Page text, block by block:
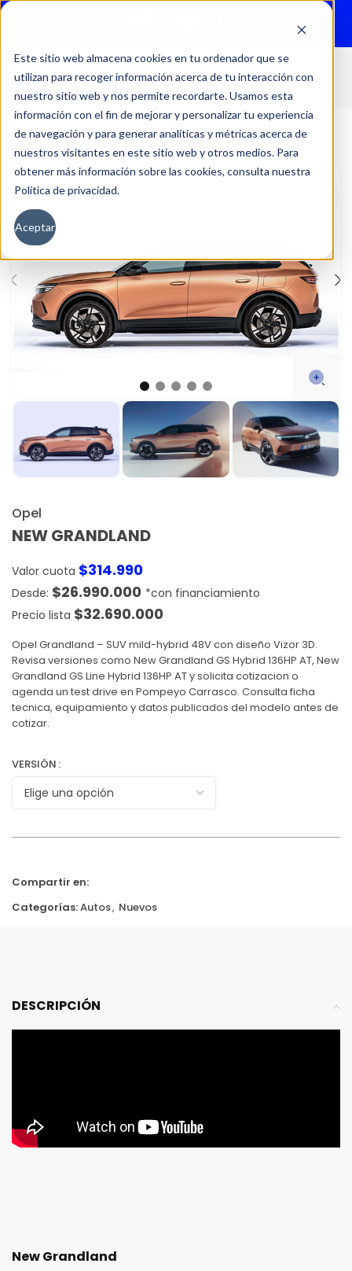
Este sitio web almacena cookies en tu ordenador que se
utilizan para recoger información acerca de tu interacción con
nuestro sitio web y nos permite recordarte. Usamos esta
información con el fin de mejorar y personalizar tu experiencia
de navegación y para generar analíticas y métricas acerca de
nuestros visitantes en este sitio web y otros medios. Para
obtener más información sobre las cookies, consulta nuestra
Política de privacidad.
Aceptar
Inicio Autos
Opel
NEW GRANDLAND
Valor cuota $314.990
$26.990.000
Precio lista $32.690.000
Opel Grandland – SUV mild-hybrid 48V con diseño Vizor 3D.
Revisa versiones como New Grandland GS Hybrid 136HP AT, New
Grandland GS Line Hybrid 136HP AT y solicita cotizacion o
agenda un test drive en Pompeyo Carrasco. Consulta ficha
tecnica, equipamiento y datos publicados del modelo antes de
cotizar.
VERSIÓN
Compartir en:
Categorías:Autos, Nuevos
DESCRIPCIÓN
New Grandland